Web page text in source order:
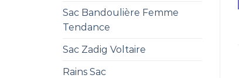
Sac Bandoulière Femme
Tendance
Sac Zadig Voltaire
Rains Sac